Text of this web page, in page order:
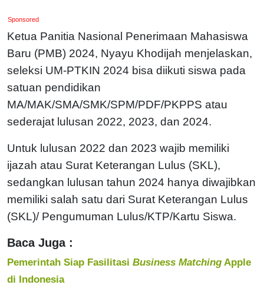
Sponsored
Ketua Panitia Nasional Penerimaan Mahasiswa
Baru (PMB) 2024, Nyayu Khodijah menjelaskan,
seleksi UM-PTKIN 2024 bisa diikuti siswa pada
satuan pendidikan
MA/MAK/SMA/SMK/SPM/PDF/PKPPS atau
sederajat lulusan 2022, 2023, dan 2024.
Untuk lulusan 2022 dan 2023 wajib memiliki
ijazah atau Surat Keterangan Lulus (SKL),
sedangkan lulusan tahun 2024 hanya diwajibkan
memiliki salah satu dari Surat Keterangan Lulus
(SKL)/ Pengumuman Lulus/KTP/Kartu Siswa.
Baca Juga :
Pemerintah Siap Fasilitasi Business Matching Apple
di Indonesia